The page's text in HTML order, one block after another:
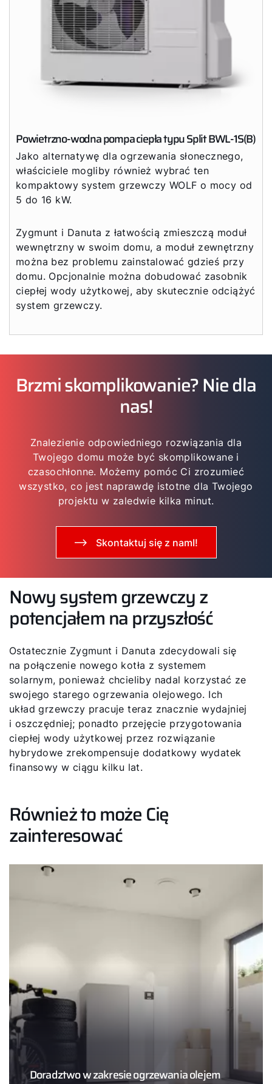
Powietrzno-wodna pompa ciepła typu Split BWL-1S(B)
Jako alternatywę dla ogrzewania słonecznego,
właściciele mogliby również wybrać ten
kompaktowy system grzewczy WOLF o mocy od
5 do 16 kW.
Zygmunt i Danuta z łatwością zmieszczą moduł
wewnętrzny w swoim domu, a moduł zewnętrzny
można bez problemu zainstalować gdzieś przy
domu. Opcjonalnie można dobudować zasobnik
ciepłej wody użytkowej, aby skutecznie odciążyć
system grzewczy.
Brzmi skomplikowanie? Nie dla
nas!
Znalezienie odpowiedniego rozwiązania dla
Twojego domu może być skomplikowane i
czasochłonne. Możemy pomóc Ci zrozumieć
wszystko, co jest naprawdę istotne dla Twojego
projektu w zaledwie kilka minut.
Skontaktuj się z namI!
Nowy system grzewczy z
potencjałem na przyszłość
Ostatecznie Zygmunt i Danuta zdecydowali się
na połączenie nowego kotła z systemem
solarnym, ponieważ chcieliby nadal korzystać ze
swojego starego ogrzewania olejowego. Ich
układ grzewczy pracuje teraz znacznie wydajniej
i oszczędniej; ponadto przejęcie przygotowania
ciepłej wody użytkowej przez rozwiązanie
hybrydowe zrekompensuje dodatkowy wydatek
finansowy w ciągu kilku lat.
Również to może Cię
zainteresować
Doradztwo w zakresie ogrzewania olejem